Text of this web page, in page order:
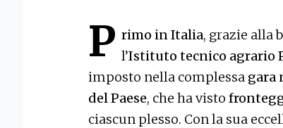
P rimo in Italia, grazie alla
l’Istituto tecnico agrario
imposto nella complessa gara
del Paese, che ha visto
ciascun plesso. Con la sua